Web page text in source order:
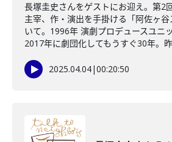
長塚圭史さんをゲストにお迎え。第2
主宰、作・演出を手掛ける「阿佐ヶ
いて。1996年 演劇プロデュースユニ
2017年に劇団化してもうすぐ30年。
2025.04.04|00:20:50